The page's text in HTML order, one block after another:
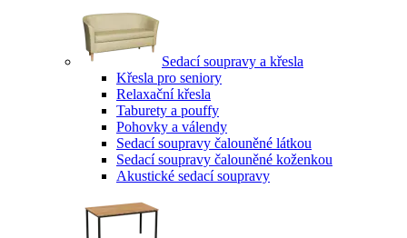
Sedací soupravy a křesla
Křesla pro seniory
Relaxační křesla
Taburety a pouffy
Pohovky a válendy
Sedací soupravy čalouněné látkou
Sedací soupravy čalouněné koženkou
Akustické sedací soupravy